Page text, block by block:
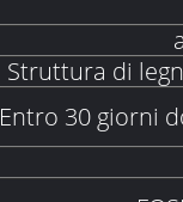
Struttura di
Entro 30 giorni